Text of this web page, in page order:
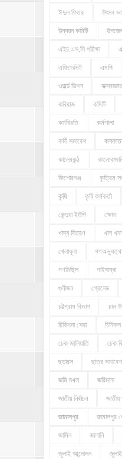
ঈদুল ফিতর উৎসব
উন্নয়ন কমিটি
এইচ.এস.সি পরীক্ষা
এফিডেভিট এমপি
ওয়ার্ল্ড ভিশন কক্সবাজার
কবিরাজ কমিটি
কর্মবিরতি কর্মশালা
কর্মী সমাবেশ কলকাতা
কালেরকন্ঠ
কিশোরগঞ্জ কৃত্রিম
কৃষি কৃষি কর্মকর্তা
কেন্দুয়া ইউপি ক্ষোভ
খাদ্য বিতরণ খাল
খেলাধূলা
গণমিছিল গাইবান্ধা
গুনীজন গ্রেনেড
চট্টগ্রাম বিভাগ চাল
চিকিৎসা সেবা চিনিকল
চেক জালিয়াতি চেক
ছড়ারস ছাত্র সমাবেশ
জমি দখল জরিমানা
জাতীয় নির্বাচন জাতীয়
জামালপুর জামালপুর
জামিন জালানি
জুলাই আন্দোলন